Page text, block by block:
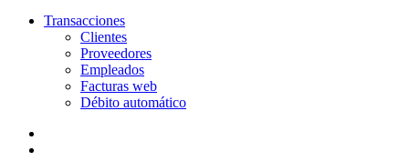
Transacciones
Clientes
Proveedores
Empleados
Facturas web
Débito automático